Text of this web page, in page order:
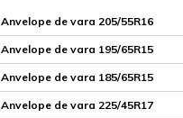
Anvelope de vara 205/55R16
Anvelope de vara 195/65R15
Anvelope de vara 185/65R15
Anvelope de vara 225/45R17